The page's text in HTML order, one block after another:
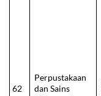
62
Perpustakaan
dan Sains